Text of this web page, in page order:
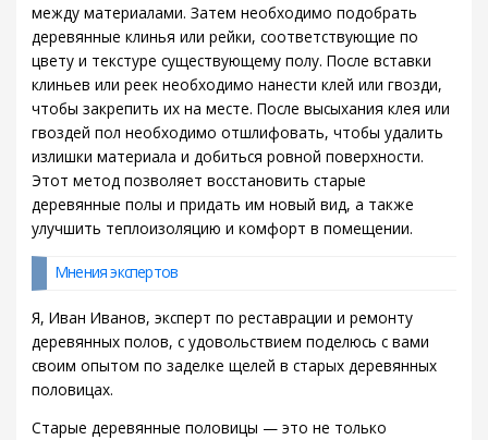
между материалами. Затем необходимо подобрать
деревянные клинья или рейки, соответствующие по
цвету и текстуре существующему полу. После вставки
клиньев или реек необходимо нанести клей или гвозди,
чтобы закрепить их на месте. После высыхания клея или
гвоздей пол необходимо отшлифовать, чтобы удалить
излишки материала и добиться ровной поверхности.
Этот метод позволяет восстановить старые
деревянные полы и придать им новый вид, а также
улучшить теплоизоляцию и комфорт в помещении.
Мнения экспертов
Я, Иван Иванов, эксперт по реставрации и ремонту
деревянных полов, с удовольствием поделюсь с вами
своим опытом по заделке щелей в старых деревянных
половицах.
Старые деревянные половицы — это не только